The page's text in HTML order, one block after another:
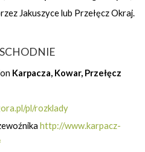
Jakuszyce lub Przełęcz Okraj.
Karpacza, Kowar, Przełęcz
pl/rozklady
http://www.karpacz-